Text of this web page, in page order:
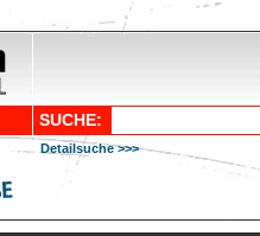
SUCHE:
Detailsuche >>>